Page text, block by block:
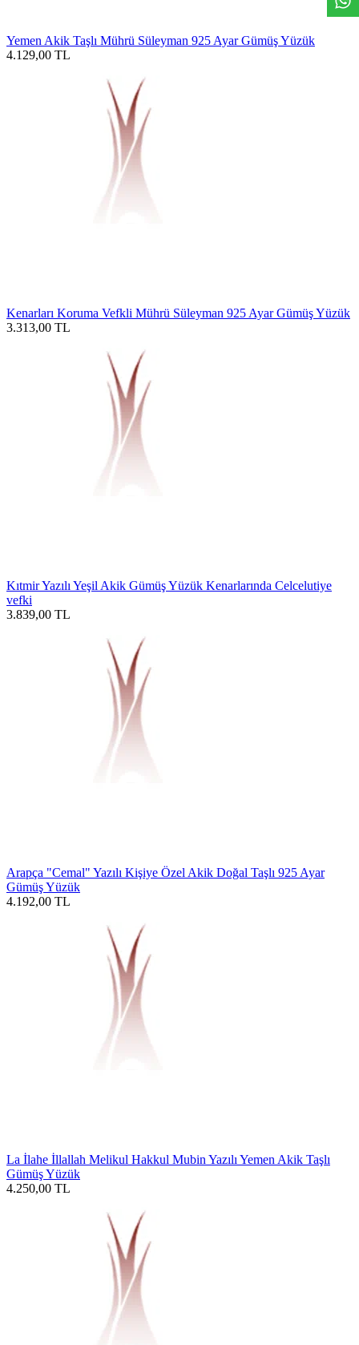
Yemen Akik Taşlı Mührü Süleyman 925 Ayar Gümüş Yüzük
4.129,00 TL
Kenarları Koruma Vefkli Mührü Süleyman 925 Ayar Gümüş Yüzük
3.313,00 TL
Kıtmir Yazılı Yeşil Akik Gümüş Yüzük Kenarlarında Celcelutiye
vefki
3.839,00 TL
Arapça "Cemal" Yazılı Kişiye Özel Akik Doğal Taşlı 925 Ayar
Gümüş Yüzük
4.192,00 TL
La İlahe İllallah Melikul Hakkul Mubin Yazılı Yemen Akik Taşlı
Gümüş Yüzük
4.250,00 TL